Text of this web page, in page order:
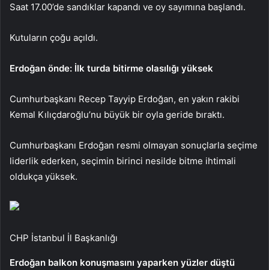
Saat 17.00’de sandıklar kapandı ve oy sayımına başlandı.
Kutuların çoğu açıldı.
Erdoğan önde: İlk turda bitirme olasılığı yüksek
Cumhurbaşkanı Recep Tayyip Erdoğan, en yakın rakibi
Kemal Kılıçdaroğlu’nu büyük bir oyla geride bıraktı.
Cumhurbaşkanı Erdoğan resmi olmayan sonuçlarla seçime
liderlik ederken, seçimin birinci nesilde bitme ihtimali
oldukça yüksek.
CHP İstanbul İl Başkanlığı
Erdoğan balkon konuşmasını yaparken yüzler düştü